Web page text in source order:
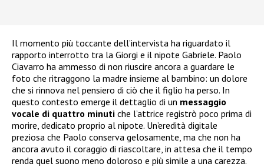
Il momento più toccante dell’intervista ha riguardato il
rapporto interrotto tra la Giorgi e il nipote Gabriele. Paolo
Ciavarro ha ammesso di non riuscire ancora a guardare le
foto che ritraggono la madre insieme al bambino: un dolore
che si rinnova nel pensiero di ciò che il figlio ha perso. In
questo contesto emerge il dettaglio di un messaggio
vocale di quattro minuti che l’attrice registrò poco prima di
morire, dedicato proprio al nipote. Un’eredità digitale
preziosa che Paolo conserva gelosamente, ma che non ha
ancora avuto il coraggio di riascoltare, in attesa che il tempo
renda quel suono meno doloroso e più simile a una carezza.